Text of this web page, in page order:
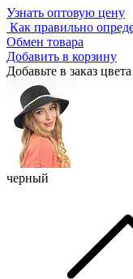
Узнать оптовую цену
Как правильно
Обмен товара
Добавить в корзину
Добавьте в заказ
черный